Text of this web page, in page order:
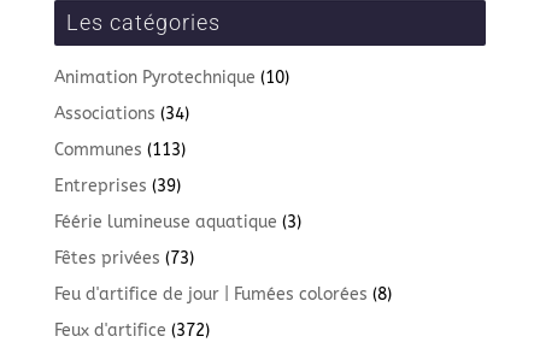
Les catégories
Animation Pyrotechnique (10)
Associations (34)
Communes (113)
Entreprises (39)
Féérie lumineuse aquatique (3)
Fêtes privées (73)
Feu d'artifice de jour | Fumées colorées (8)
Feux d'artifice (372)